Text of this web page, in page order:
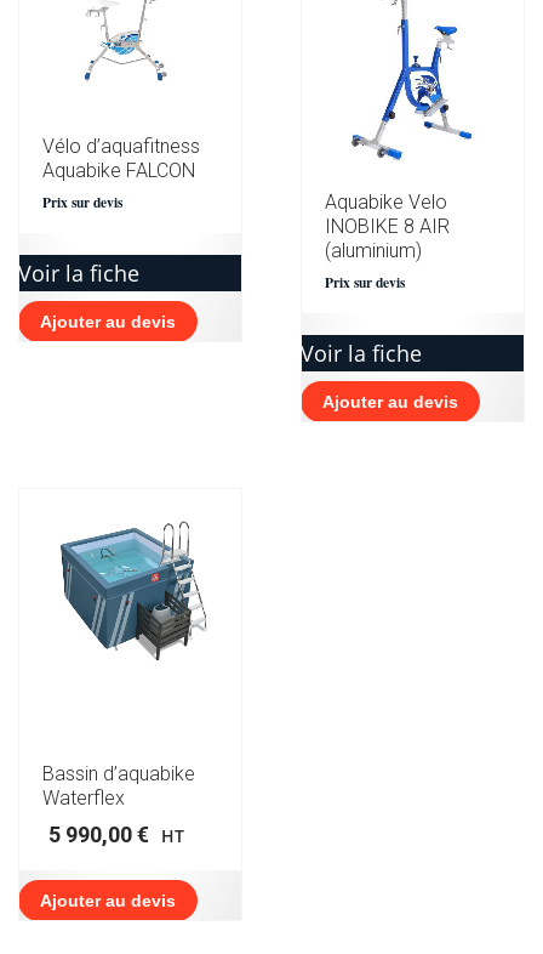
Vélo d’aquafitness
Aquabike FALCON
Prix sur devis
Voir la fiche
Ajouter au devis
Aquabike Velo
INOBIKE 8 AIR
(aluminium)
Prix sur devis
Voir la fiche
Ajouter au devis
Bassin d’aquabike
Waterflex
5 990,00€ HT
Ajouter au devis